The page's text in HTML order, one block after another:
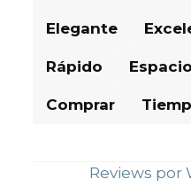
Elegante
Rápido
Comprar
Reviews por